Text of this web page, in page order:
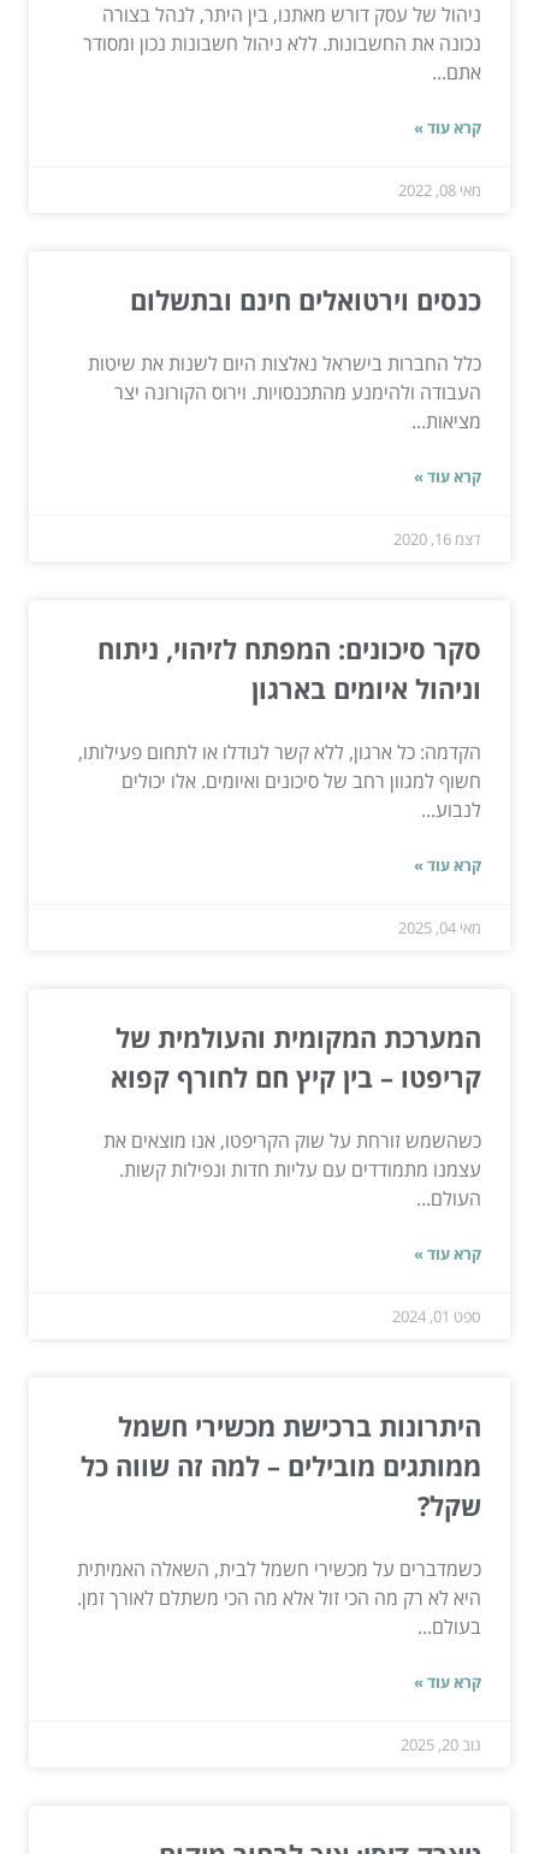
ניהול של עסק דורש מאתנו, בין היתר, לנהל בצורה
נכונה את החשבונות. ללא ניהול חשבונות נכון ומסודר
אתם...
קרא עוד »
מאי 08, 2022
כנסים וירטואלים חינם ובתשלום
כלל החברות בישראל נאלצות היום לשנות את שיטות
העבודה ולהימנע מהתכנסויות. וירוס הקורונה יצר
מציאות...
קרא עוד »
דצמ 16, 2020
סקר סיכונים: המפתח לזיהוי, ניתוח
וניהול איומים בארגון
הקדמה: כל ארגון, ללא קשר לגודלו או לתחום פעילותו,
חשוף למגוון רחב של סיכונים ואיומים. אלו יכולים
לנבוע...
קרא עוד »
מאי 04, 2025
המערכת המקומית והעולמית של
קריפטו – בין קיץ חם לחורף קפוא
כשהשמש זורחת על שוק הקריפטו, אנו מוצאים את
עצמנו מתמודדים עם עליות חדות ונפילות קשות.
העולם...
קרא עוד »
ספט 01, 2024
היתרונות ברכישת מכשירי חשמל
ממותגים מובילים – למה זה שווה כל
שקל?
כשמדברים על מכשירי חשמל לבית, השאלה האמיתית
היא לא רק מה הכי זול אלא מה הכי משתלם לאורך זמן.
בעולם...
קרא עוד »
נוב 20, 2025